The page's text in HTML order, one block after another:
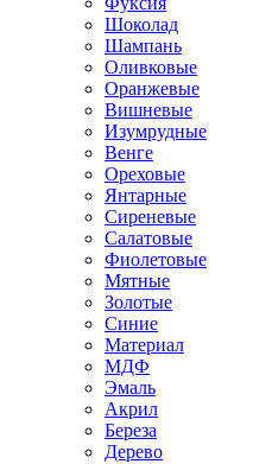
Шоколад
Шампань
Оливковые
Оранжевые
Вишневые
Изумрудные
Венге
Ореховые
Янтарные
Сиреневые
Салатовые
Фиолетовые
Мятные
Золотые
Синие
Материал
МДФ
Эмаль
Акрил
Береза
Дерево